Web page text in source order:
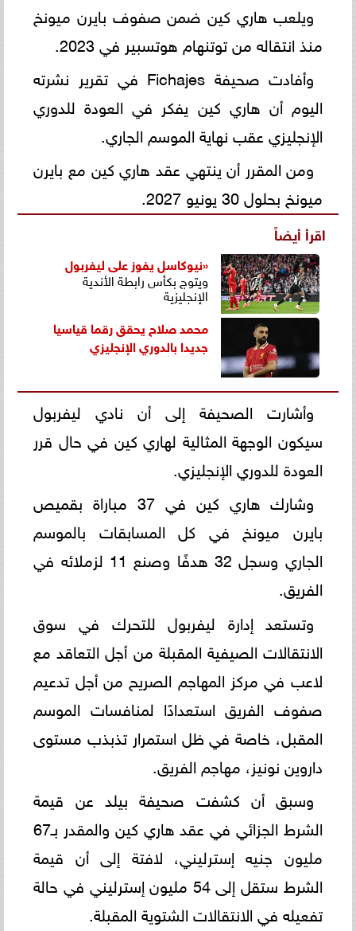
ويلعب هاري كين ضمن صفوف بايرن ميونخ
منذ انتقاله من توتنهام هوتسبير في 2023.
وأفادت صحيفة Fichajes في تقرير نشرته
اليوم أن هاري كين يفكر في العودة للدوري
الإنجليزي عقب نهاية الموسم الجاري.
ومن المقرر أن ينتهي عقد هاري كين مع بايرن
ميونخ بحلول 30 يونيو 2027.
اقرأ أيضاً
«نيوكاسل يفوز علىليفربول
ويتوج بكأس رابطة الأندية
الإنجليزية
محمد صلاح يحقق رقما قياسيا
جديدا بالدوري الإنجليزي
وأشارت الصحيفة إلى أن نادي ليفربول
سيكون الوجهة المثالية لهاري كين في حال قرر
العودة للدوري الإنجليزي.
وشارك هاري كين في 37 مباراة بقميص
بايرن ميونخ في كل المسابقات بالموسم
الجاري وسجل 32 هدفًا وصنع 11 لزملائه في
الفريق.
وتستعد إدارة ليفربول للتحرك في سوق
الانتقالات الصيفية المقبلة من أجل التعاقد مع
لاعب في مركز المهاجم الصريح من أجل تدعيم
صفوف الفريق استعدادًا لمنافسات الموسم
المقبل، خاصة في ظل استمرار تذبذب مستوى
داروين نونيز، مهاجم الفريق.
وسبق أن كشفت صحيفة بيلد عن قيمة
الشرط الجزائي في عقد هاري كين والمقدر بـ67
مليون جنيه إسترليني، لافتة إلى أن قيمة
الشرط ستقل إلى 54 مليون إسترليني في حالة
تفعيله في الانتقالات الشتوية المقبلة.